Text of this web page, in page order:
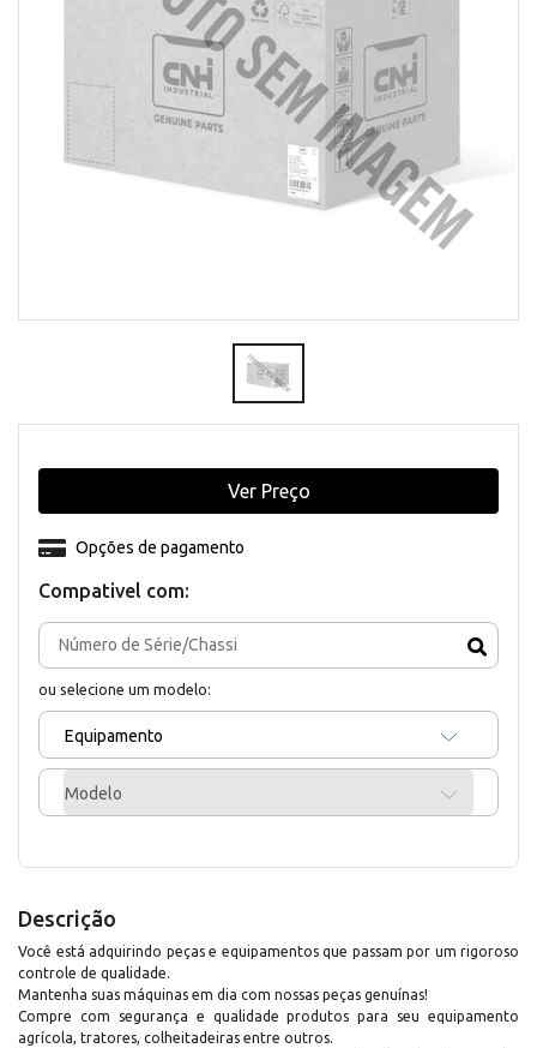
Compativel com:
ou selecione um modelo:
Equipamento
Modelo
Opções de pagamento
Ver Preço
Descrição
Você está adquirindo peças e equipamentos que passam por um rigoroso
controle de qualidade.
Mantenha suas máquinas em dia com nossas peças genuínas!
Compre com segurança e qualidade produtos para seu equipamento
agrícola, tratores, colheitadeiras entre outros.